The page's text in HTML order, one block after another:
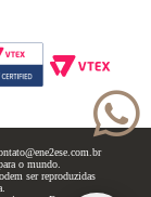
o mundo.
ser reproduzidas